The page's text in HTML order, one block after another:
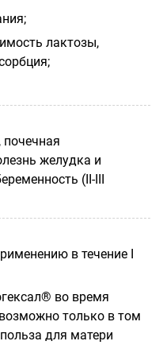
лактозы,
почечная
желудка и
(II-III
в течение I
во время
только в том
для матери